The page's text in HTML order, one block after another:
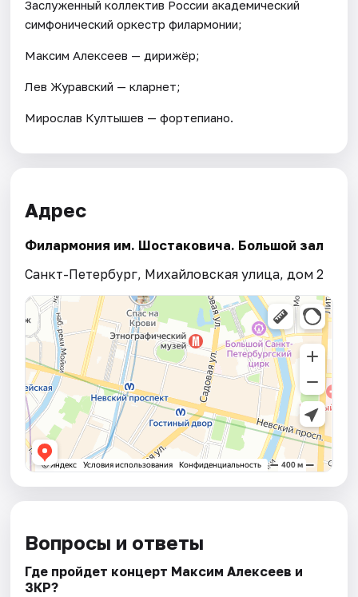
Заслуженный коллектив России академический
симфонический оркестр филармонии;
Максим Алексеев — дирижёр;
Лев Журавский — кларнет;
Мирослав Култышев — фортепиано.
Адрес
Филармония им. Шостаковича. Большой зал
Санкт-Петербург, Михайловская улица, дом 2
Вопросы и ответы
Где пройдет концерт Максим Алексеев и
ЗКР?